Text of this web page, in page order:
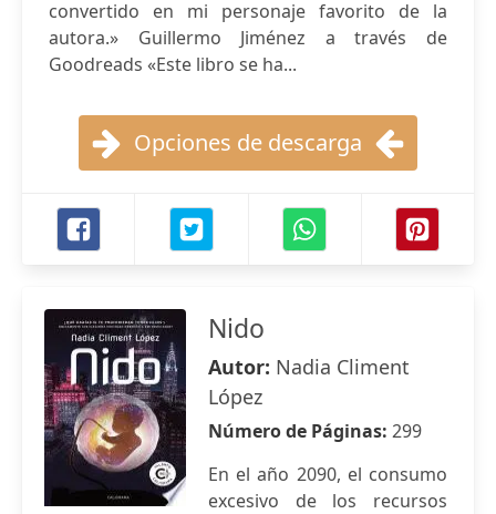
convertido en mi personaje favorito de la
autora.» Guillermo Jiménez a través de
Goodreads «Este libro se ha...
Opciones de descarga
Nido
Autor: Nadia Climent
López
Número de Páginas: 299
En el año 2090, el consumo
excesivo de los recursos